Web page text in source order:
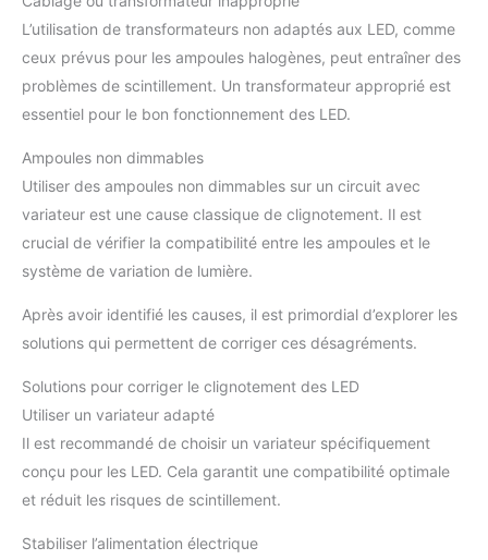
L’utilisation de transformateurs non adaptés aux LED, comme
ceux prévus pour les ampoules halogènes, peut entraîner des
problèmes de scintillement. Un transformateur approprié est
essentiel pour le bon fonctionnement des LED.
Ampoules non dimmables
Utiliser des ampoules non dimmables sur un circuit avec
variateur est une cause classique de clignotement. Il est
crucial de vérifier la compatibilité entre les ampoules et le
système de variation de lumière.
Après avoir identifié les causes, il est primordial d’explorer les
solutions qui permettent de corriger ces désagréments.
Solutions pour corriger le clignotement des LED
Utiliser un variateur adapté
Il est recommandé de choisir un variateur spécifiquement
conçu pour les LED. Cela garantit une compatibilité optimale
et réduit les risques de scintillement.
Stabiliser l’alimentation électrique